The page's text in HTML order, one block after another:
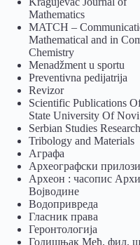
Mathematics
MATCH –
Mathematical and in
Chemistry
Menadžment u sportu
Preventivna pedijatrija
Revizor
Scientific Publications
State University Of Novi
Serbian Studies Research
Tribology and Materials
Аграфа
Археографски прилози
Археон : часопис
Војводине
Водопривреда
Гласник права
Геронтологија
Годишњак Међ. фил.